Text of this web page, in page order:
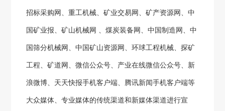
招标采购网、重工机械、矿业交易网、矿产资源网 、中
国矿业报、矿山机械网 、煤炭装备网、中国制造网、中
国筛分机械网、中国矿山资源网、环球工程机械、探矿
工程、矿道网 、微信公众号、产业在线微信公众号、新
浪微博、天天快报手机客户端、腾讯新闻手机客户端等
大众媒体、专业媒体的传统渠道和新媒体渠道进行宣